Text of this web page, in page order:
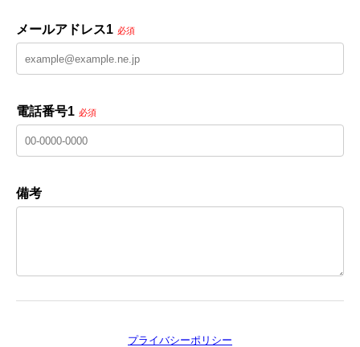
メールアドレス1 必須
電話番号1 必須
備考
プライバシーポリシー